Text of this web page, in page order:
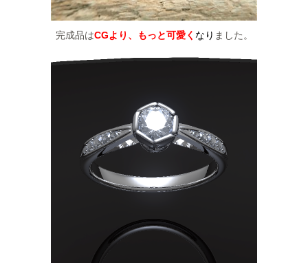
完成品はCGより、もっと可愛く なり ました。